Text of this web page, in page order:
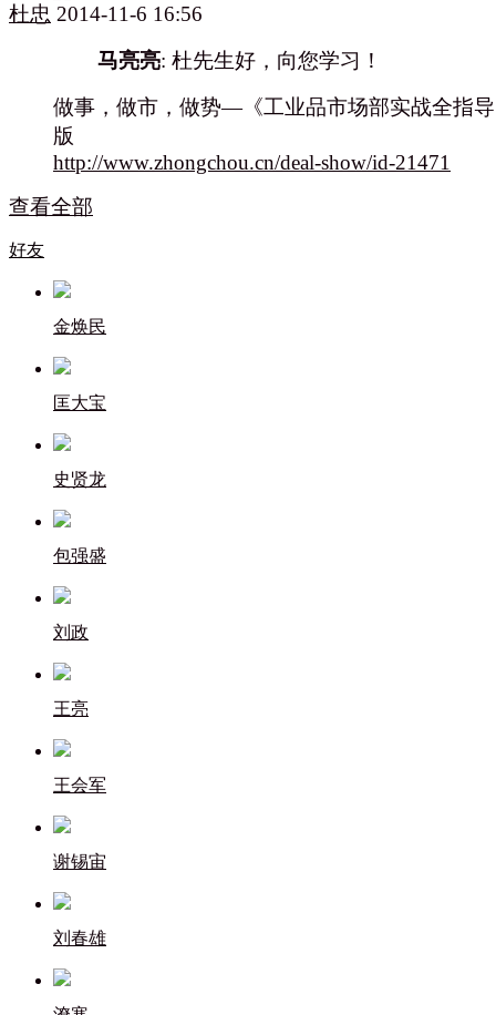
杜忠 2014-11-6 16:56
马亮亮: 杜先生好，向您学习！
做事，做市，做势—《工业品市场部实战全指
版
http://www.zhongchou.cn/deal-show/id-21471
查看全部
好友
金焕民
匡大宝
史贤龙
包强盛
刘政
王亮
王会军
谢锡宙
刘春雄